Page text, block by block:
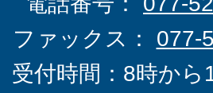
ファックス： 077-
受付時間：8時から